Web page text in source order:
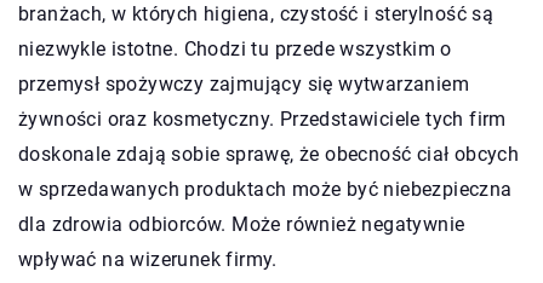
branżach, w których higiena, czystość i sterylność są
niezwykle istotne. Chodzi tu przede wszystkim o
przemysł spożywczy zajmujący się wytwarzaniem
żywności oraz kosmetyczny. Przedstawiciele tych firm
doskonale zdają sobie sprawę, że obecność ciał obcych
w sprzedawanych produktach może być niebezpieczna
dla zdrowia odbiorców. Może również negatywnie
wpływać na wizerunek firmy.